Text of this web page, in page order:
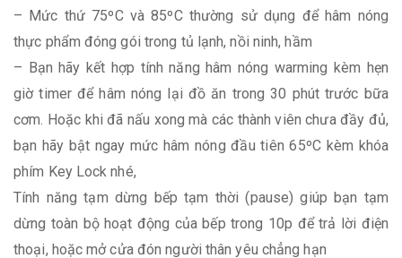
– Mức thứ 75ºC và 85ºC thường sử dụng để hâm nóng
thực phẩm đóng gói trong tủ lạnh, nồi ninh, hầm
– Bạn hãy kết hợp tính năng hâm nóng warming kèm hẹn
giờ timer để hâm nóng lại đồ ăn trong 30 phút trước bữa
cơm. Hoặc khi đã nấu xong mà các thành viên chưa đầy đủ,
bạn hãy bật ngay mức hâm nóng đầu tiên 65ºC kèm khóa
phím Key Lock nhé,
Tính năng tạm dừng bếp tạm thời (pause) giúp bạn tạm
dừng toàn bộ hoạt động của bếp trong 10p để trả lời điện
thoại, hoặc mở cửa đón người thân yêu chẳng hạn